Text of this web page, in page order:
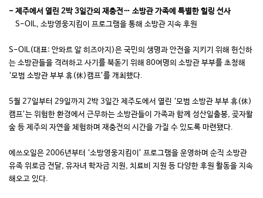
- 제주에서 열린 2박 3일간의 재충전… 소방관 가족에 특별한 힐링 선사
S-OIL, 소방영웅지킴이 프로그램을 통해 소방관 지속 후원
S-OIL(대표: 안와르 알 히즈아지)은 국민의 생명과 안전을 지키기 위해 헌신하
는 소방관들을 격려하고 사기를 북돋기 위해 80여명의 소방관 부부를 초청해
‘모범 소방관 부부 휴(休)캠프’를 개최했다.
5월 27일부터 29일까지 2박 3일간 제주도에서 열린 ‘모범 소방관 부부 휴(休)
캠프’는 위험한 환경에서 근무하는 소방관들이 가족과 함께 성산일출봉, 곶자왈
숲 등 제주의 자연을 체험하며 재충전의 시간을 가질 수 있도록 마련됐다.
에쓰오일은 2006년부터 ‘소방영웅지킴이’ 프로그램을 운영하며 순직 소방관
유족 위로금 전달, 유자녀 학자금 지원, 치료비 지원 등 다양한 후원 활동을 지속
해오고 있다.